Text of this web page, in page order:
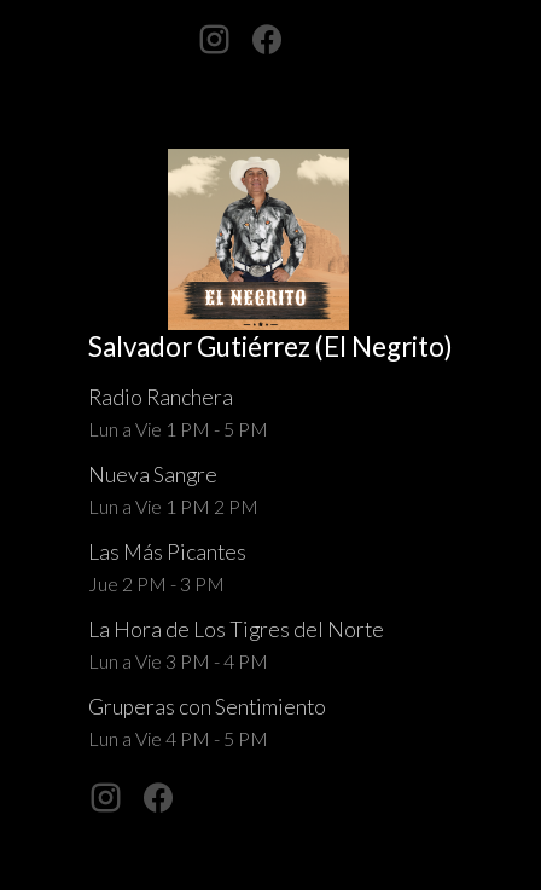
Salvador Gutiérrez (El Negrito)
Radio Ranchera
Lun a Vie 1 PM - 5 PM
Nueva Sangre
Lun a Vie 1 PM 2 PM
Las Más Picantes
Jue 2 PM - 3 PM
La Hora de Los Tigres del Norte
Lun a Vie 3 PM - 4 PM
Gruperas con Sentimiento
Lun a Vie 4 PM - 5 PM